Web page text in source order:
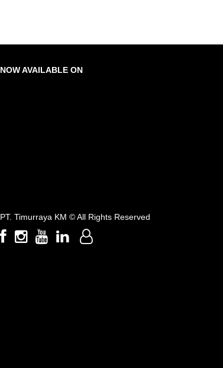
NOW AVAILABLE ON
PT. Timurraya KM ©All Rights Reserved